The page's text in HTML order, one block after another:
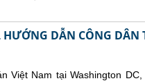
DẪN CÔNG DÂN
Việt Nam tại Washington